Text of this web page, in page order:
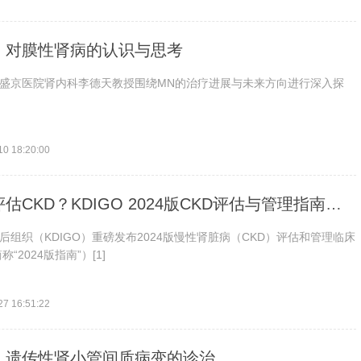
对膜性肾病的认识与思考
京医院肾内科李德天教授围绕MN的治疗进展与未来方向进行深入探
18:20:00
估CKD？KDIGO 2024版CKD评估与管理指南揭
组织（KDIGO）重磅发布2024版慢性肾脏病（CKD）评估和管理临床
“2024版指南”）[1]
16:51:22